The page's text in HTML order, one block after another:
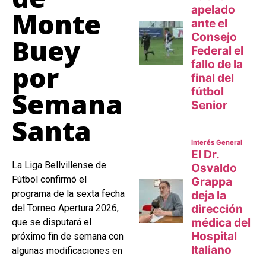
Monte
Buey
por
Semana
Santa
La Liga Bellvillense de
Fútbol confirmó el
programa de la sexta fecha
del Torneo Apertura 2026,
que se disputará el
próximo fin de semana con
algunas modificaciones en